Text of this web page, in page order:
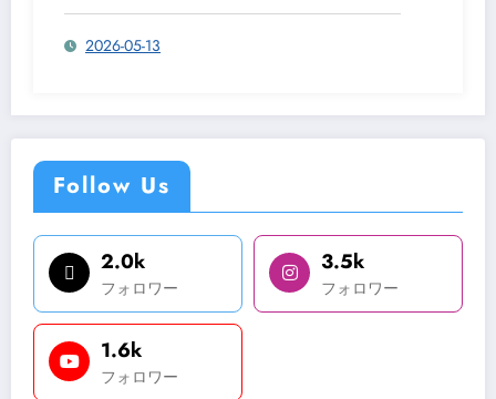
2026-05-13
Follow Us
2.0k
フォロワー
3.5k
フォロワー
1.6k
フォロワー